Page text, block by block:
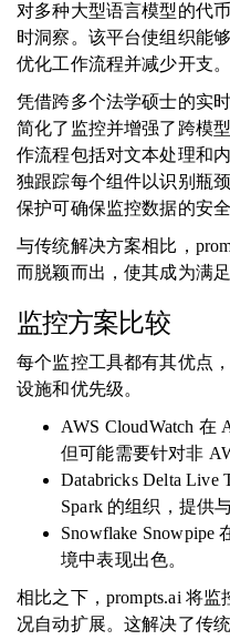
对多种大型语言模型的代
时洞察。该平台使组织能
优化工作流程并减少开支。
凭借跨多个法学硕士的实
简化了监控并增强了跨模
作流程包括对文本处理和
独跟踪每个组件以识别瓶
保护可确保监控数据的安全
与传统解决方案相比，
而脱颖而出，使其成为满
监控方案比较
每个监控工具都有其优点
设施和优先级。
AWS CloudWatch 在
但可能需要针对非
Databricks Delta Live
Spark 的组织，提供
Snowflake Snowpipe
境中表现出色。
相比之下，prompts.ai 将
况自动扩展。这解决了传